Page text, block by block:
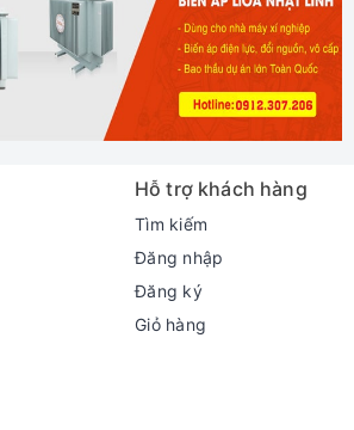
Hỗ trợ khách hàng
Tìm kiếm
Đăng nhập
Đăng ký
Giỏ hàng